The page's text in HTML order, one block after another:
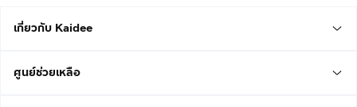
เกี่ยวกับ Kaidee
ศูนย์ช่วยเหลือ